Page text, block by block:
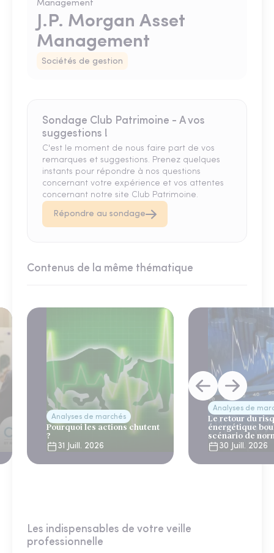
J.P. Morgan Asset
Management
Sociétés de gestion
Sondage Club Patrimoine - A vos
suggestions !
C'est le moment de nous faire part de vos
remarques et suggestions. Prenez quelques
instants pour répondre à nos questions
concernant votre expérience et vos attentes
concernant notre site Club Patrimoine.
Répondre au sondage
Contenus de la même thématique
Analyses de marchés
Pourquoi les actions chutent
?
31 Juill. 2026
Analyses de
Le retour du
énergétique
scénario de
30 Juill. 2026
Les indispensables de votre veille
professionnelle